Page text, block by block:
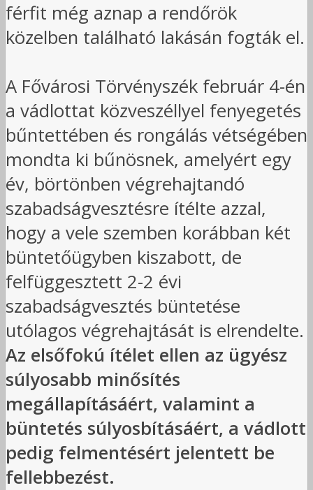
férfit még aznap a rendőrök
közelben található lakásán fogták el.
A Fővárosi Törvényszék február 4-én
a vádlottat közveszéllyel fenyegetés
bűntettében és rongálás vétségében
mondta ki bűnösnek, amelyért egy
év, börtönben végrehajtandó
szabadságvesztésre ítélte azzal,
hogy a vele szemben korábban két
büntetőügyben kiszabott, de
felfüggesztett 2-2 évi
szabadságvesztés büntetése
utólagos végrehajtását is elrendelte.
Az elsőfokú ítélet ellen az ügyész
súlyosabb minősítés
megállapításáért, valamint a
büntetés súlyosbításáért, a vádlott
pedig felmentésért jelentett be
fellebbezést.